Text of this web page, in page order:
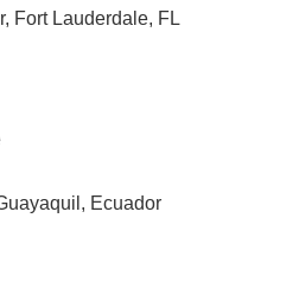
Fort Lauderdale, FL
Ecuador